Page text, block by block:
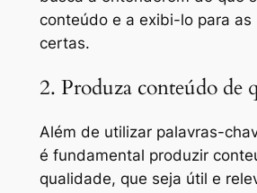
conteúdo e a exibi-lo para as
certas.
2. Produza conteúdo de
Além de utilizar palavras-
é fundamental produzir
qualidade, que seja útil e